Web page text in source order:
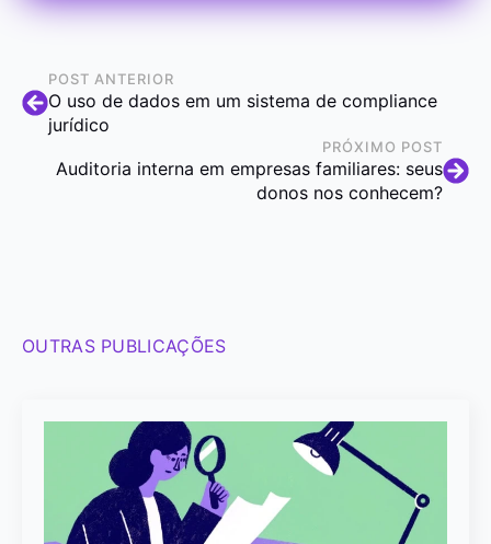
POST ANTERIOR
O uso de dados em um sistema de compliance
jurídico
PRÓXIMO POST
Auditoria interna em empresas familiares: seus
donos nos conhecem?
OUTRAS PUBLICAÇÕES